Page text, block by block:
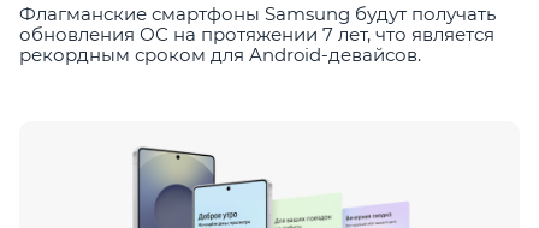
Флагманские смартфоны Samsung будут получать
обновления ОС на протяжении 7 лет, что является
рекордным сроком для Android-девайсов.